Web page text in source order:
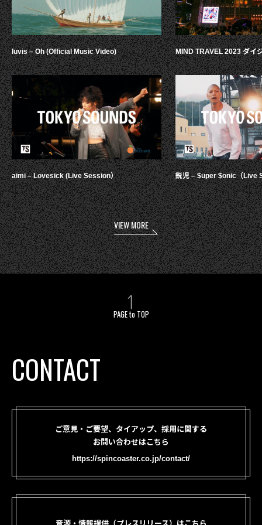
luvis – Oh (Official Music Video)
aimi – Lovesick (Live Session）
MIND TRAVEL 2023 ダイ
鋭児 – $uper $onic（Live
VIEW MORE
PAGE to TOP
CONTACT
ご意見・ご要望、タイアップ、採用に関する
お問い合わせはこちら
https://spincoaster.co.jp/contact/